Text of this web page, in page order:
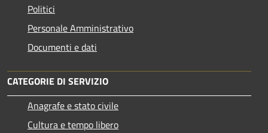
Politici
Personale Amministrativo
Documenti e dati
CATEGORIE DI SERVIZIO
Anagrafe e stato civile
Cultura e tempo libero